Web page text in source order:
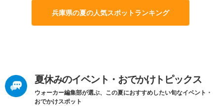
兵庫県の夏の人気スポットランキング
夏休みのイベント・おでかけトピックス
ウォーカー編集部が選ぶ、この夏におすすめしたい旬なイベント・
おでかけスポット